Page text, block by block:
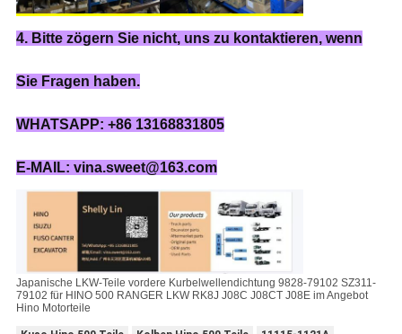
4. Bitte zögern Sie nicht, uns zu kontaktieren, wenn
Sie Fragen haben.
WHATSAPP: +86 13168831805
E-MAIL: vina.sweet@163.com
Japanische LKW-Teile vordere Kurbelwellendichtung 9828-79102 SZ311-
79102 für HINO 500 RANGER LKW RK8J J08C J08CT J08E im Angebot
Hino Motorteile